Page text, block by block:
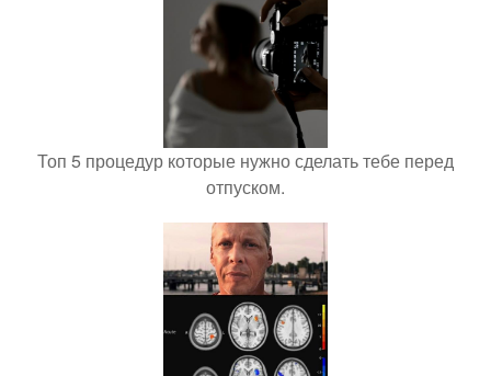
Топ 5 процедур которые нужно сделать тебе перед
отпуском.